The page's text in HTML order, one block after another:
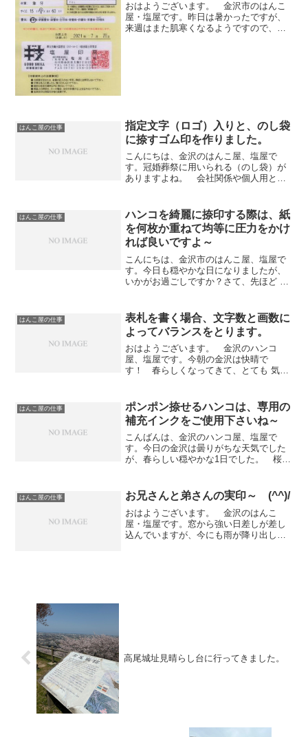
おはようございます。 金沢市のはんこ
屋・塩屋です。昨日は暑かったですが、
来週はまた肌寒くなるようですので、お
はんこ屋の仕事
指定文字（ロゴ）入りと、のし袋
に捺すゴム印を作りました。
こんにちは、金沢のはんこ屋、塩屋で
す。冠婚葬祭に用いられる（のし袋）が
ありますよね。 会社関係や個人用とし
場合は、長さは約60ミリ程度に作成しま
す。 （その方が上下に余...
はんこ屋の仕事
ハンコを綺麗に捺印する際は、紙
を何枚か重ねて均等に圧力をかけ
れば良いですよ～
こんにちは、金沢市のはんこ屋、塩屋で
す。今日も穏やかな日になりましたが、
いかがお過ごしですか？さて、先ほど 完
日承ったものです。素材は柘、直径15ミ
リ丸に篆書体でフルネ...
はんこ屋の仕事
表札を書く場合、文字数と画数に
よってバランスをとります。
おはようございます。 金沢のハンコ
屋、塩屋です。今朝の金沢は快晴で
す！ 春らしくなってきて、とても 気持
いう小ぶりのものです。ご存じの通り桧
（ヒノキ）は神棚にも使用さ...
はんこ屋の仕事
ポンポン捺せるハンコは、専用の
補充インクをご使用下さいね～
こんばんは、金沢のハンコ屋、塩屋で
す。今日の金沢は曇りがちな天気でした
が、春らしい穏やかな1日でした。 桜の
さて、昨日の事になりますが以前当店で
ブラザーのネーム印を購入...
はんこ屋の仕事 お兄さんと弟さんの実印～ (^^)/
おはようございます。 金沢のはんこ
屋・塩屋です。窓から強い日差しが差し
込んでいますが、今にも雨が降り出しそ
高尾城址見晴らし台に行ってきました。